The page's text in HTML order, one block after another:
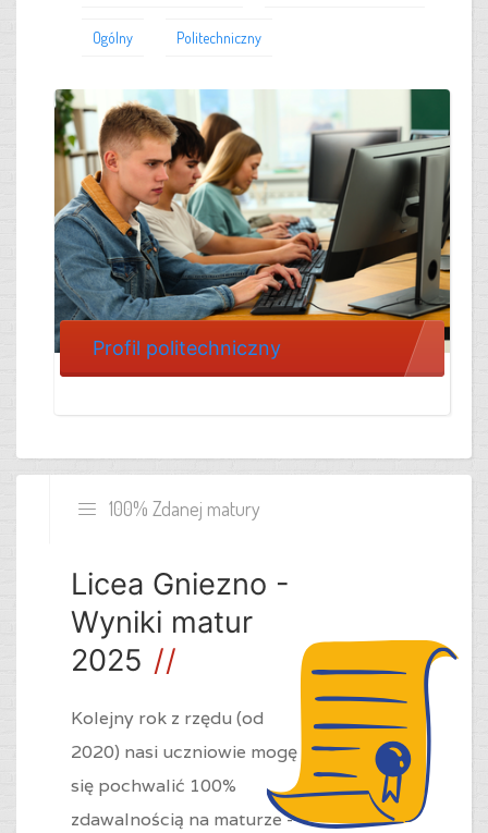
Ogólny Politechniczny
Profil politechniczny
100% Zdanej matury
Licea Gniezno -
Wyniki matur
2025
Kolejny rok z rzędu (od
2020) nasi uczniowie mogę
się pochwalić 100%
zdawalnością na maturze -